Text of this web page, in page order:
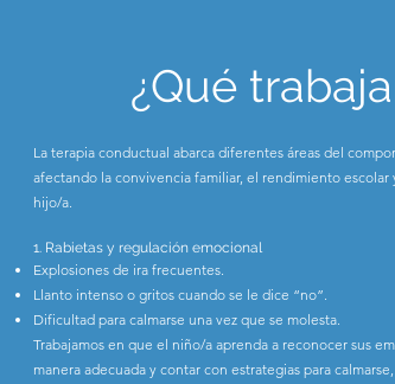
¿Qué
La terapia conductual abarca diferentes áreas del
afectando la convivencia familiar, el rendimiento escolar
hijo/a.
1. Rabietas y regulación emocional
Explosiones de ira frecuentes.
Llanto intenso o gritos cuando se le dice “no”.
Dificultad para calmarse una vez que se molesta.
Trabajamos en que el niño/a aprenda a reconocer sus
manera adecuada y contar con estrategias para